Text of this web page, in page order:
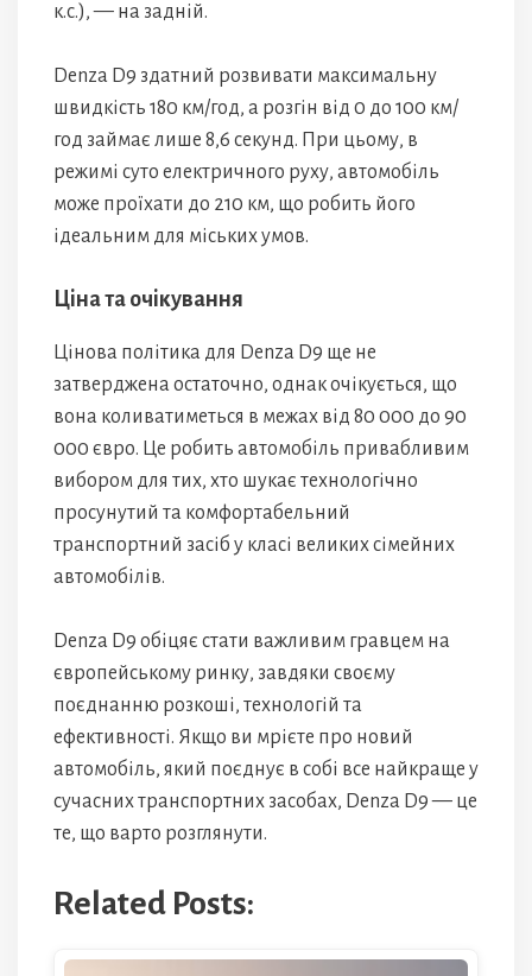
к.с.), — на задній.
Denza D9 здатний розвивати максимальну
швидкість 180 км/год, а розгін від 0 до 100 км/
год займає лише 8,6 секунд. При цьому, в
режимі суто електричного руху, автомобіль
може проїхати до 210 км, що робить його
ідеальним для міських умов.
Ціна та очікування
Цінова політика для Denza D9 ще не
затверджена остаточно, однак очікується, що
вона коливатиметься в межах від 80 000 до 90
000 євро. Це робить автомобіль привабливим
вибором для тих, хто шукає технологічно
просунутий та комфортабельний
транспортний засіб у класі великих сімейних
автомобілів.
Denza D9 обіцяє стати важливим гравцем на
європейському ринку, завдяки своєму
поєднанню розкоші, технологій та
ефективності. Якщо ви мрієте про новий
автомобіль, який поєднує в собі все найкраще у
сучасних транспортних засобах, Denza D9 — це
те, що варто розглянути.
Related Posts: